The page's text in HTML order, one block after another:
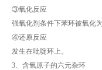
③氧化反应
强氧化剂条件下苯环被氧化
④还原反应
发生在吡啶环上。
3、含氧原子的六元杂环